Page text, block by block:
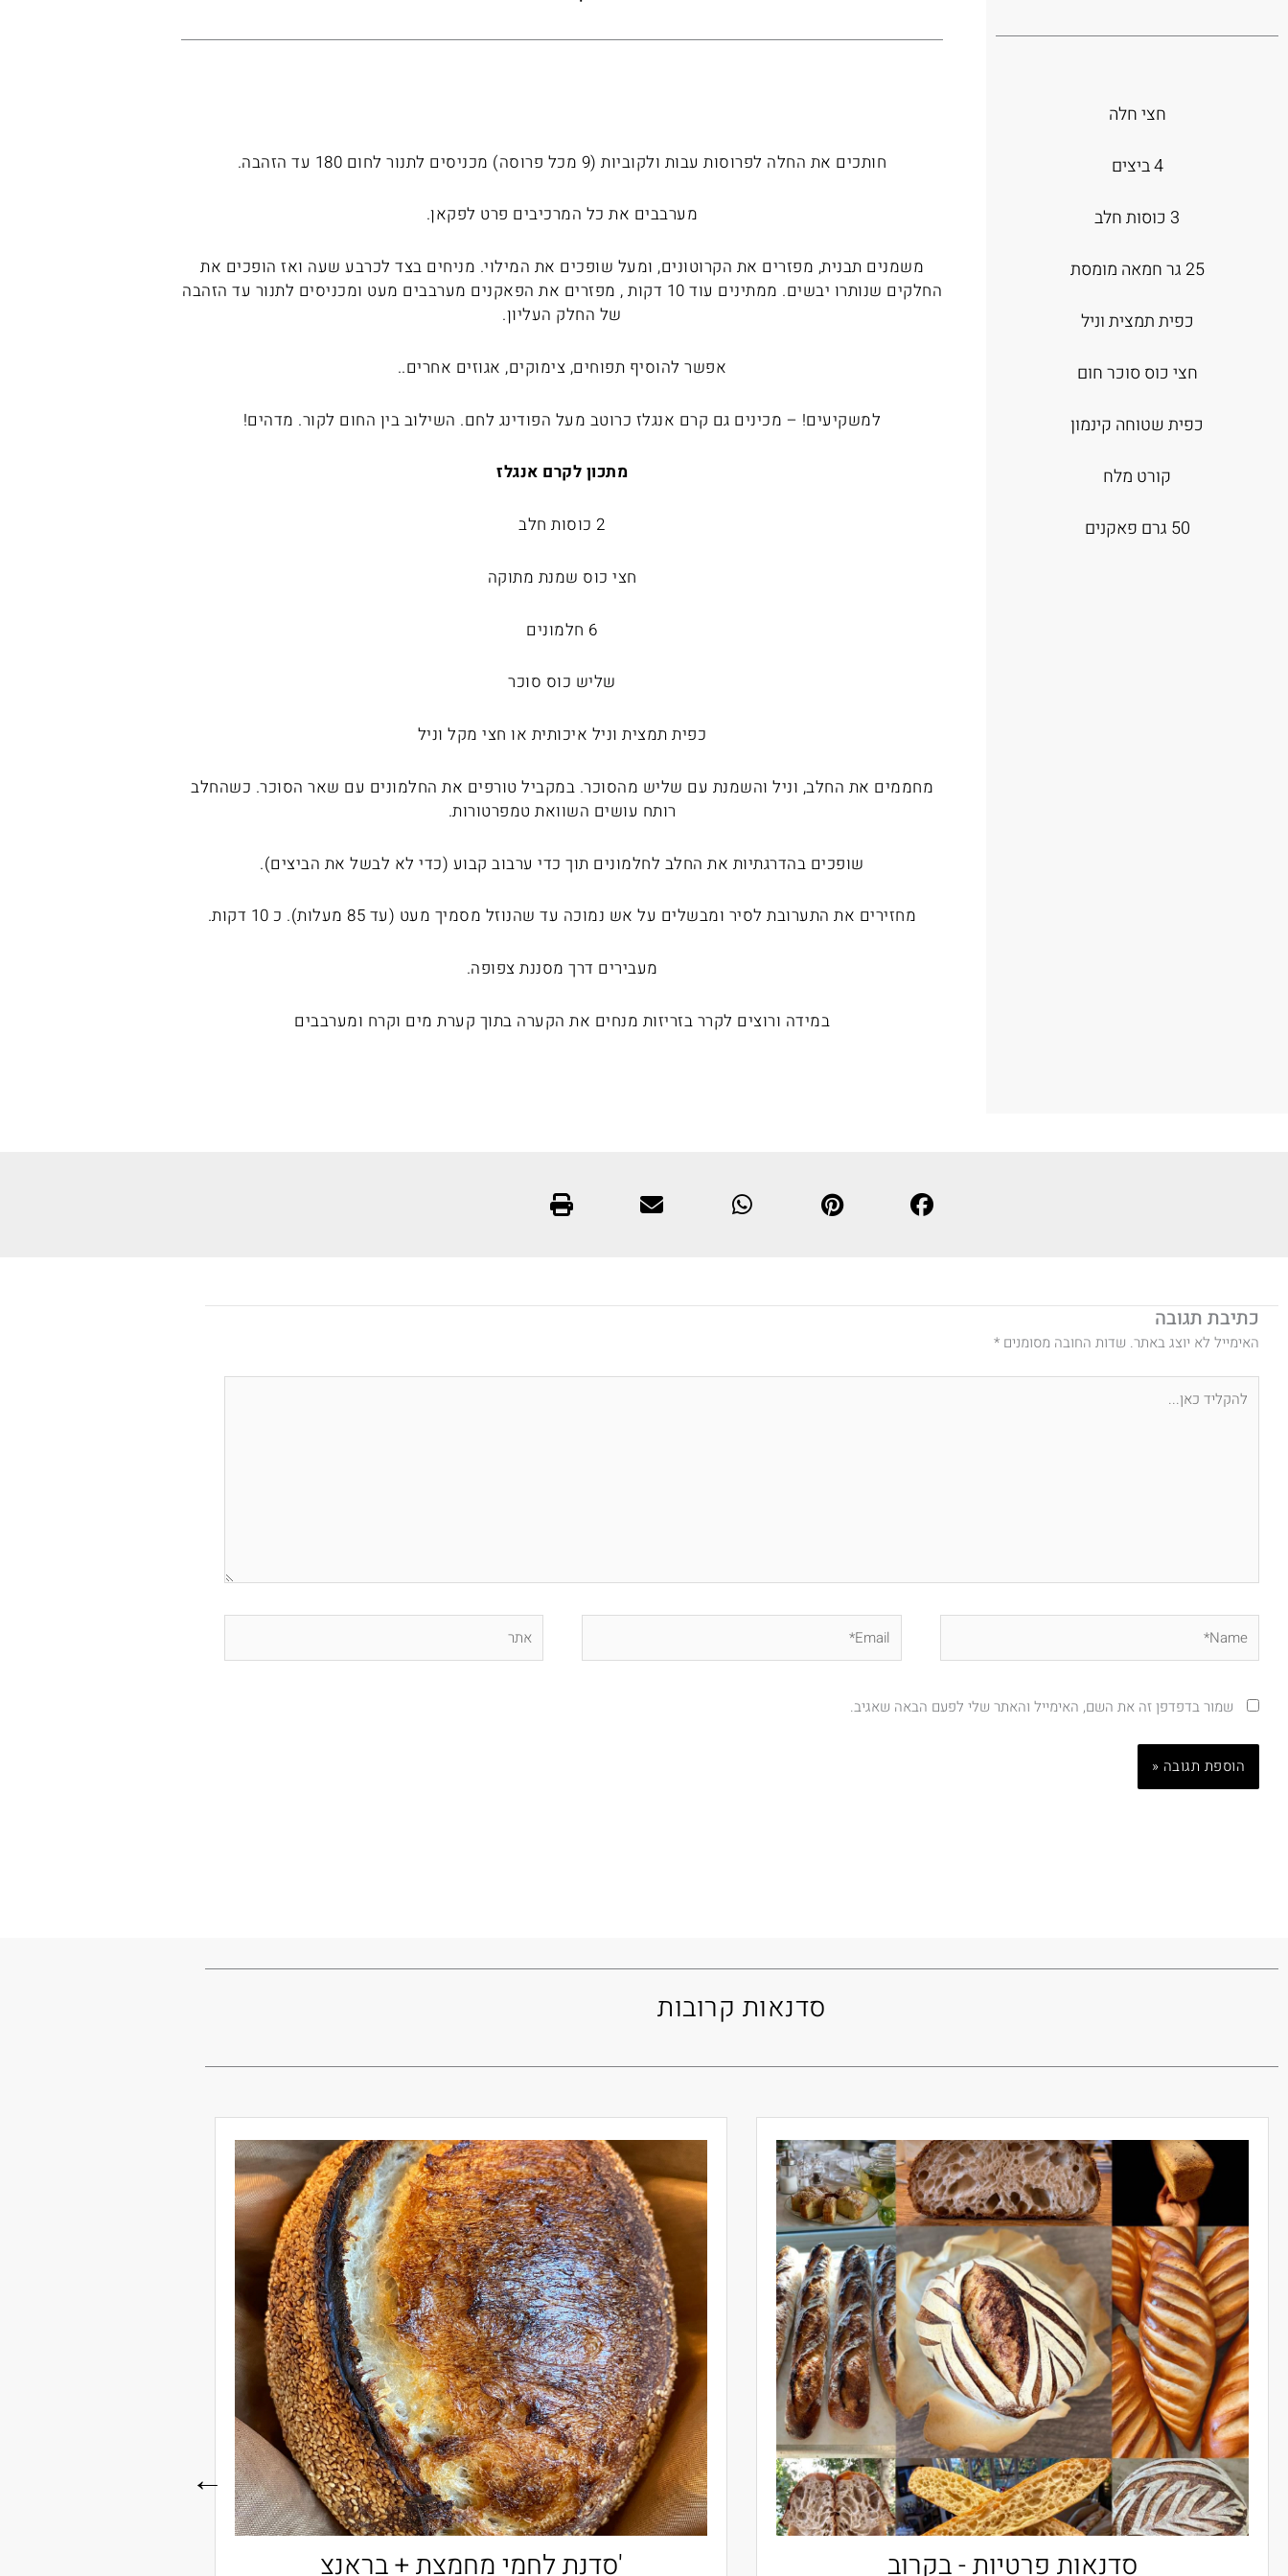
חצי חלה
4 ביצים
3 כוסות חלב
25 גר חמאה מומסת
כפית תמצית וניל
חצי כוס סוכר חום
כפית שטוחה קינמון
קורט מלח
50 גרם פאקנים
חותכים את החלה לפרוסות עבות ולקוביות (9 מכל פרוסה) מכניסים לתנור לחום 180 עד הזהבה.
מערבבים את כל המרכיבים פרט לפקאן.
משמנים תבנית, מפזרים את הקרוטונים, ומעל שופכים את המילוי. מניחים בצד לכרבע שעה ואז הופכים את
החלקים שנותרו יבשים. ממתינים עוד 10 דקות , מפזרים את הפאקנים מערבבים מעט ומכניסים לתנור עד הזהבה
של החלק העליון.
אפשר להוסיף תפוחים, צימוקים, אגוזים אחרים..
למשקיעים! – מכינים גם קרם אנגלז כרוטב מעל הפודינג לחם. השילוב בין החום לקור. מדהים!
מתכון לקרם אנגלז
2 כוסות חלב
חצי כוס שמנת מתוקה
6 חלמונים
שליש כוס סוכר
כפית תמצית וניל איכותית או חצי מקל וניל
מחממים את החלב, וניל והשמנת עם שליש מהסוכר. במקביל טורפים את החלמונים עם שאר הסוכר. כשהחלב
רותח עושים השוואת טמפרטורות.
שופכים בהדרגתיות את החלב לחלמונים תוך כדי ערבוב קבוע (כדי לא לבשל את הביצים).
מחזירים את התערובת לסיר ומבשלים על אש נמוכה עד שהנוזל מסמיך מעט (עד 85 מעלות). כ 10 דקות.
מעבירים דרך מסננת צפופה.
במידה ורוצים לקרר בזריזות מנחים את הקערה בתוך קערת מים וקרח ומערבבים
כתיבת תגובה
האימייל לא יוצג באתר. שדות החובה מסומנים *
כאן...
שמור בדפדפן זה את השם, האימייל והאתר שלי לפעם הבאה שאגיב.
סדנאות קרובות
סדנאות פרטיות - בקרוב באגטים - בקרוב